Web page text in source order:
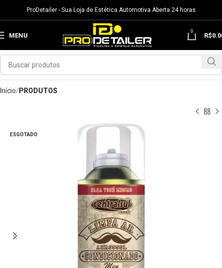
ProDetailer - Sua Loja de Estética Automotiva Aberta 24 horas
MENU
0
R$
Início PRODUTOS
ESGOTADO